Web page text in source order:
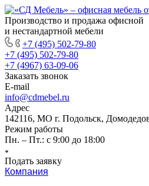
Производство и продажа офисной
и нестандартной мебели
+7 (495) 502-79-80
+7 (495) 502-79-80
+7 (4967) 63-09-06
Заказать звонок
E-mail
info@cdmebel.ru
Адрес
142116, МО г. Подольск,
Режим работы
Пн. – Пт.: с 9:00 до 18:00
Подать заявку
Компания